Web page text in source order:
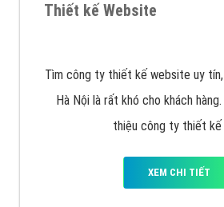
Thiết kế Website
Tìm công ty thiết kế website uy
Hà Nội là rất khó cho khách
thiệu công ty thiết
XEM CHI TIẾT